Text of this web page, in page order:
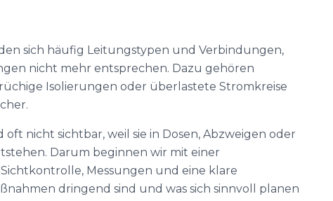
sich häufig Leitungstypen und Verbindungen,
nicht mehr entsprechen. Dazu gehören
Isolierungen oder überlastete Stromkreise
nicht sichtbar, weil sie in Dosen, Abzweigen oder
Darum beginnen wir mit einer
Messungen und eine klare
dringend sind und was sich sinnvoll planen